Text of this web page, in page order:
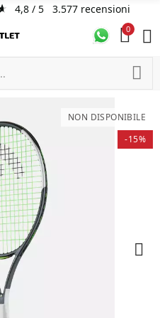
4,8/ 5 3.577 recensioni
0
NON DISPONIBILE
-15%